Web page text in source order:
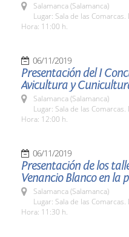
Salamanca (Salamanca)
Lugar: Sala de las
Hora: 11:00 h.
06/11/2019
Presentación del I
Avicultura y
Salamanca (Salamanca)
Lugar: Sala de las
Hora: 12:00 h.
06/11/2019
Presentación de los
Venancio Blanco en la
Salamanca (Salamanca)
Lugar: Sala de las
Hora: 11:30 h.